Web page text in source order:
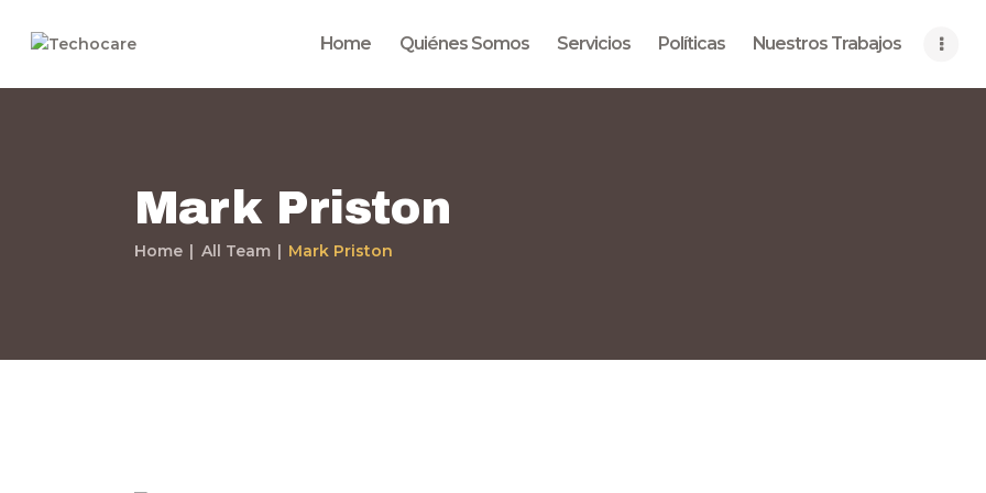
Home Quiénes Somos Servicios Políticas Nuestros Trabajos
Mark Priston
Home All Team Mark Priston
Home
Quiénes Somos